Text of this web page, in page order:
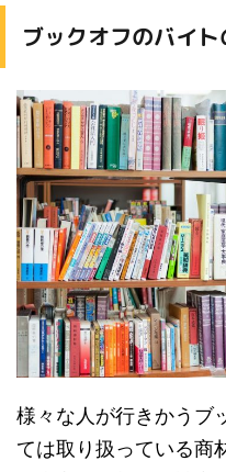
ブックオフのバイ
様々な人が行きかうブ
ては取り扱っている商